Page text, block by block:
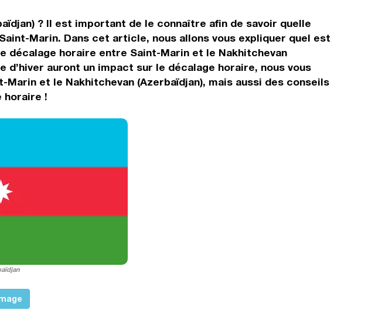
? Il est important de le connaître afin de savoir quelle
Marin. Dans cet article, nous allons vous expliquer quel est
décalage horaire entre Saint-Marin et le Nakhitchevan
d’hiver auront un impact sur le décalage horaire, nous vous
et le Nakhitchevan (Azerbaïdjan), mais aussi des conseils
horaire !